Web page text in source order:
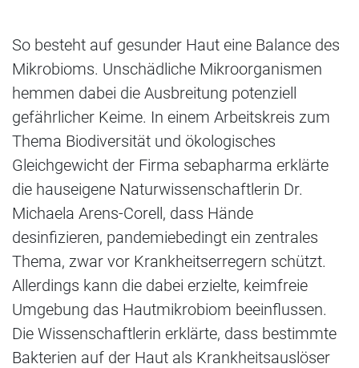
So besteht auf gesunder Haut eine Balance des
Mikrobioms. Unschädliche Mikroorganismen
hemmen dabei die Ausbreitung potenziell
gefährlicher Keime. In einem Arbeitskreis zum
Thema Biodiversität und ökologisches
Gleichgewicht der Firma sebapharma erklärte
die hauseigene Naturwissenschaftlerin Dr.
Michaela Arens-Corell, dass Hände
desinfizieren, pandemiebedingt ein zentrales
Thema, zwar vor Krankheitserregern schützt.
Allerdings kann die dabei erzielte, keimfreie
Umgebung das Hautmikrobiom beeinflussen.
Die Wissenschaftlerin erklärte, dass bestimmte
Bakterien auf der Haut als Krankheitsauslöser